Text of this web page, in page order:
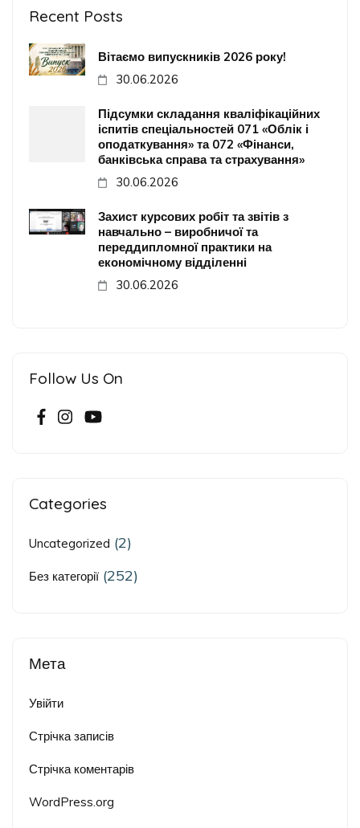
Recent Posts
Вітаємо випускників 2026 року!
30.06.2026
Підсумки складання кваліфікаційних
іспитів спеціальностей 071 «Облік і
оподаткування» та 072 «Фінанси,
банківська справа та страхування»
30.06.2026
Захист курсових робіт та звітів з
навчально – виробничої та
переддипломної практики на
економічному відділенні
30.06.2026
Follow Us On
Categories
Uncategorized (2)
Без категорії (252)
Мета
Увійти
Стрічка записів
Стрічка коментарів
WordPress.org